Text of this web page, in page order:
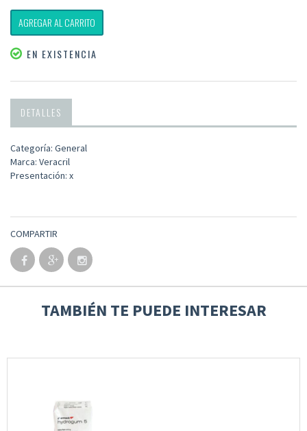
AGREGAR AL CARRITO
EN EXISTENCIA
DETALLES
Categoría: General
Marca: Veracril
Presentación: x
COMPARTIR
TAMBIÉN TE PUEDE INTERESAR